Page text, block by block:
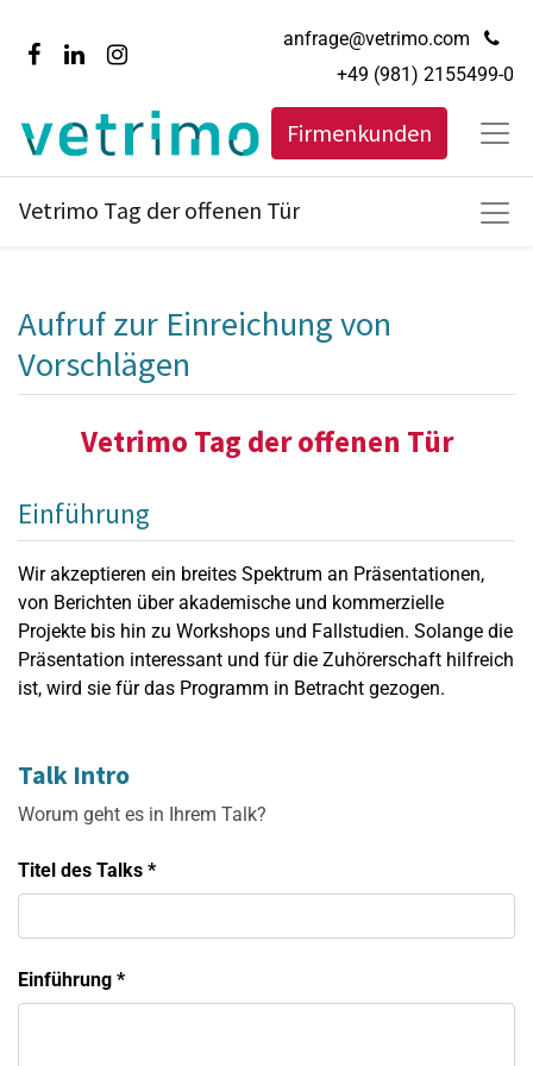
anfrage@vetrimo.com
+49 (981) 2155499-0
Firmenkunden
Vetrimo Tag der offenen Tür
Aufruf zur Einreichung von
Vorschlägen
Vetrimo Tag der offenen Tür
Einführung
Wir akzeptieren ein breites Spektrum an Präsentationen,
von Berichten über akademische und kommerzielle
Projekte bis hin zu Workshops und Fallstudien. Solange die
Präsentation interessant und für die Zuhörerschaft hilfreich
ist, wird sie für das Programm in Betracht gezogen.
Talk Intro
Worum geht es in Ihrem Talk?
Titel des Talks *
Einführung *